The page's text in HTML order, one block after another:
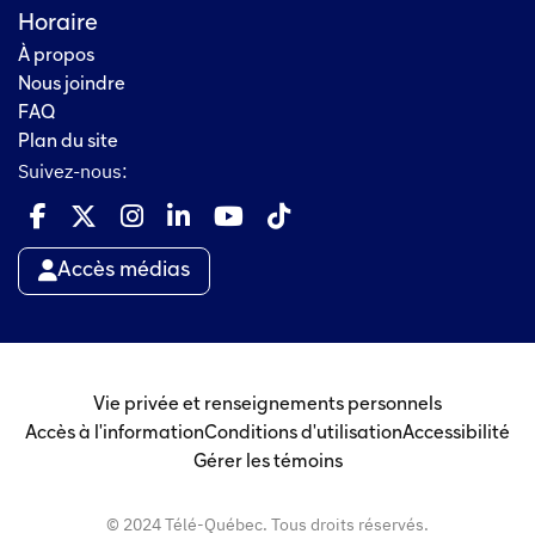
Horaire
À propos
Nous joindre
FAQ
Plan du site
Suivez-nous:
Accès médias
Vie privée et renseignements personnels
Accès à l'informationConditions d'utilisationAccessibilité
Gérer les témoins
© 2024 Télé-Québec. Tous droits réservés.